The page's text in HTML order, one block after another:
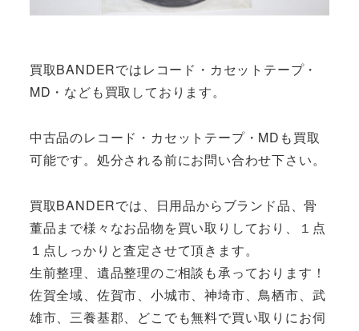
買取BANDERではレコード・カセットテープ・
MD・なども買取しております。
中古品のレコード・カセットテープ・MDも買取
可能です。処分される前にお問い合わせ下さい。
買取BANDERでは、日用品からブランド品、骨
董品まで様々なお品物を買い取りしており、１点
１点しっかりと査定させて頂きます。
生前整理、遺品整理のご相談も承っております！
佐賀全域、佐賀市、小城市、神埼市、鳥栖市、武
雄市、三養基郡、どこでも無料で買い取りにお伺